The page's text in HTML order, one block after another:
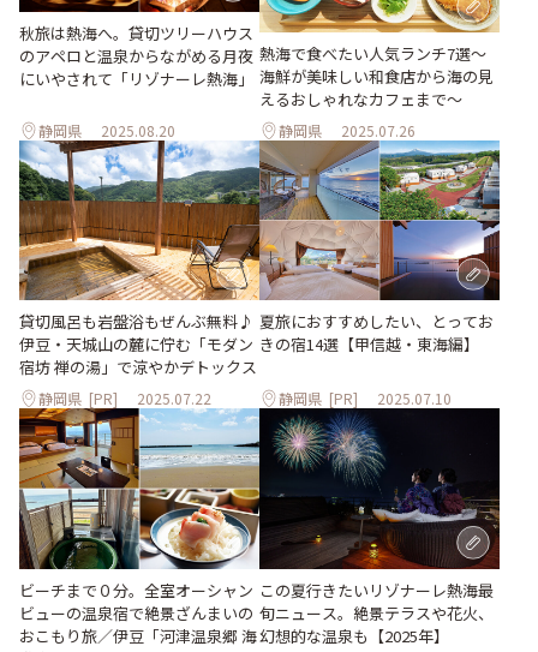
秋旅は熱海へ。貸切ツリーハウス
のアペロと温泉からながめる月夜
にいやされて「リゾナーレ熱海」
静岡県 2025.08.20
熱海で食べたい人気ランチ7選～
海鮮が美味しい和食店から海の見
えるおしゃれなカフェまで～
静岡県 2025.07.26
貸切風呂も岩盤浴もぜんぶ無料♪
伊豆・天城山の麓に佇む「モダン
宿坊 禅の湯」で涼やかデトックス
静岡県 [PR] 2025.07.22
夏旅におすすめしたい、とってお
きの宿14選【甲信越・東海編】
静岡県 [PR] 2025.07.10
ビーチまで０分。全室オーシャン
ビューの温泉宿で絶景ざんまいの
おこもり旅／伊豆「河津温泉郷 海
この夏行きたいリゾナーレ熱海最
旬ニュース。絶景テラスや花火、
幻想的な温泉も【2025年】